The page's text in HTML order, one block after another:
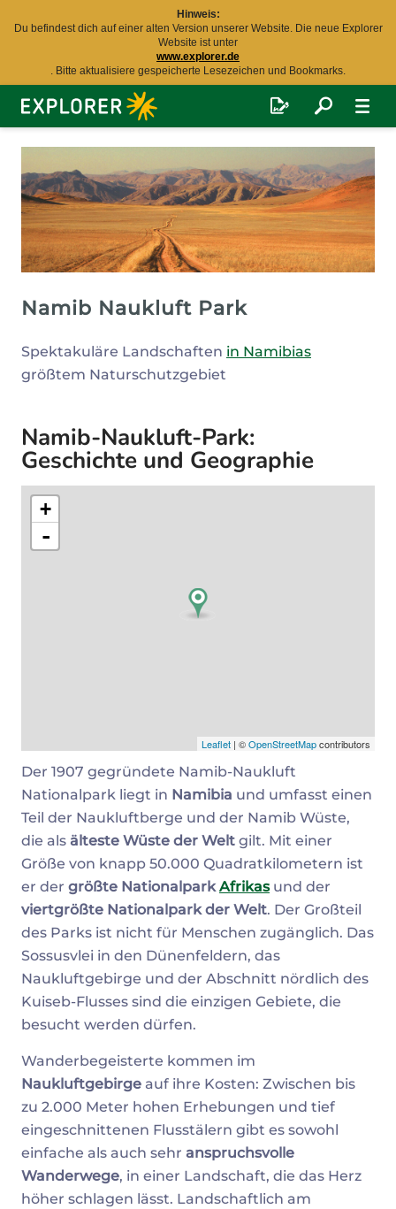
Hinweis:
Du befindest dich auf einer alten Version unserer Website. Die neue Explorer
Website ist unter
www.explorer.de
. Bitte aktualisiere gespeicherte Lesezeichen und Bookmarks.
Explorer
Fernreisen
Namib Naukluft Park
Spektakuläre Landschaften in Namibias
größtem Naturschutzgebiet
Namib-Naukluft-Park:
Geschichte und Geographie
+
-
Leaflet | ©OpenStreetMapcontributors
Der 1907 gegründete Namib-Naukluft
Nationalpark liegt in Namibia und umfasst einen
Teil der Naukluftberge und der Namib Wüste,
die als älteste Wüste der Welt gilt. Mit einer
Größe von knapp 50.000 Quadratkilometern ist
er der größte Nationalpark Afrikasund der
viertgrößte Nationalpark der Welt. Der Großteil
des Parks ist nicht für Menschen zugänglich. Das
Sossusvlei in den Dünenfeldern, das
Naukluftgebirge und der Abschnitt nördlich des
Kuiseb-Flusses sind die einzigen Gebiete, die
besucht werden dürfen.
Wanderbegeisterte kommen im
Naukluftgebirge auf ihre Kosten: Zwischen bis
zu 2.000 Meter hohen Erhebungen und tief
eingeschnittenen Flusstälern gibt es sowohl
einfache als auch sehr anspruchsvolle
Wanderwege, in einer Landschaft, die das Herz
höher schlagen lässt. Landschaftlich am